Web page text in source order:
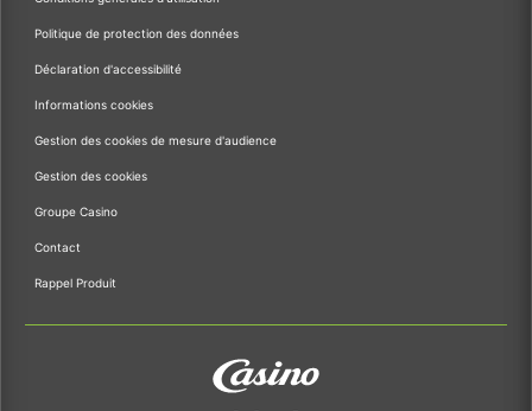
Politique de protection des données
Déclaration d'accessibilité
Informations cookies
Gestion des cookies de mesure d'audience
Gestion des cookies
Groupe Casino
Contact
Rappel Produit